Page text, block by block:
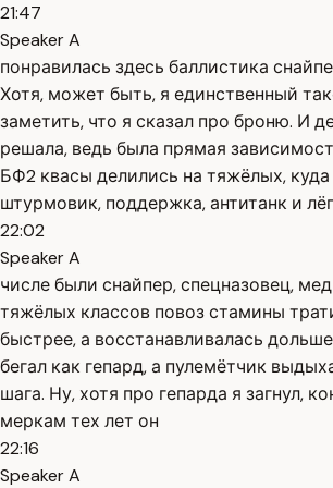
21:47
Speaker A
понравилась здесь баллистика
Хотя, может быть, я единственный
заметить, что я сказал про броню. И
решала, ведь была прямая
БФ2 квасы делились на тяжёлых,
штурмовик, поддержка, антитанк и
22:02
Speaker A
числе были снайпер, спецназовец,
тяжёлых классов повоз стамины
быстрее, а восстанавливалась
бегал как гепард, а пулемётчик
шага. Ну, хотя про гепарда я загнул,
меркам тех лет он
22:16
Speaker A